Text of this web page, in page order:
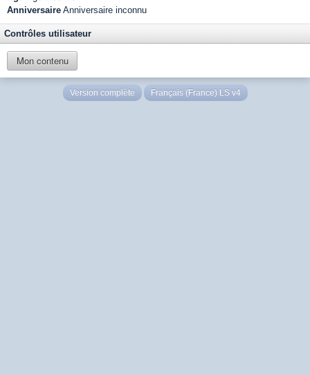
Anniversaire Anniversaire inconnu
Contrôles utilisateur
Mon contenu
Version complète Français (France) LS v4